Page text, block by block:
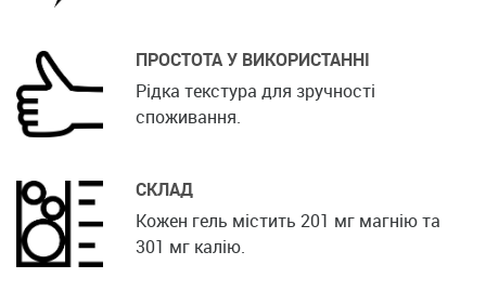
ПРОСТОТА У ВИКОРИСТАННІ
Рідка текстура для зручності
споживання.
СКЛАД
Кожен гель містить 201 мг магнію та
301 мг калію.